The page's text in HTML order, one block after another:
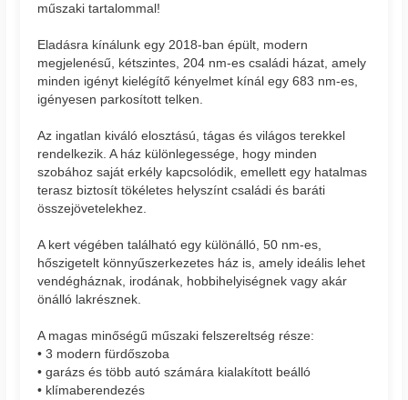
műszaki tartalommal!
Eladásra kínálunk egy 2018-ban épült, modern
megjelenésű, kétszintes, 204 nm-es családi házat, amely
minden igényt kielégítő kényelmet kínál egy 683 nm-es,
igényesen parkosított telken.
Az ingatlan kiváló elosztású, tágas és világos terekkel
rendelkezik. A ház különlegessége, hogy minden
szobához saját erkély kapcsolódik, emellett egy hatalmas
terasz biztosít tökéletes helyszínt családi és baráti
összejövetelekhez.
A kert végében található egy különálló, 50 nm-es,
hőszigetelt könnyűszerkezetes ház is, amely ideális lehet
vendégháznak, irodának, hobbihelyiségnek vagy akár
önálló lakrésznek.
A magas minőségű műszaki felszereltség része:
• 3 modern fürdőszoba
• garázs és több autó számára kialakított beálló
• klímaberendezés